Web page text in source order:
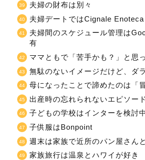
夫婦の財布は別々
夫婦デートではCignale Enoteca
夫婦間のスケジュール管理は
有
ママともで「苦手かも？」と思
無駄のないイメージだけど、ダ
母になったことで諦めたのは「
出産時の忘れられないエピソード
子どもの学校はインターを検討中
子供服はBonpoint
週末は家族で近所のパン屋さん
家族旅行は温泉とハワイが好き